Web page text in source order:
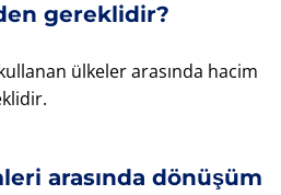
gereklidir?
ülkeler arasında hacim
arasında dönüşüm